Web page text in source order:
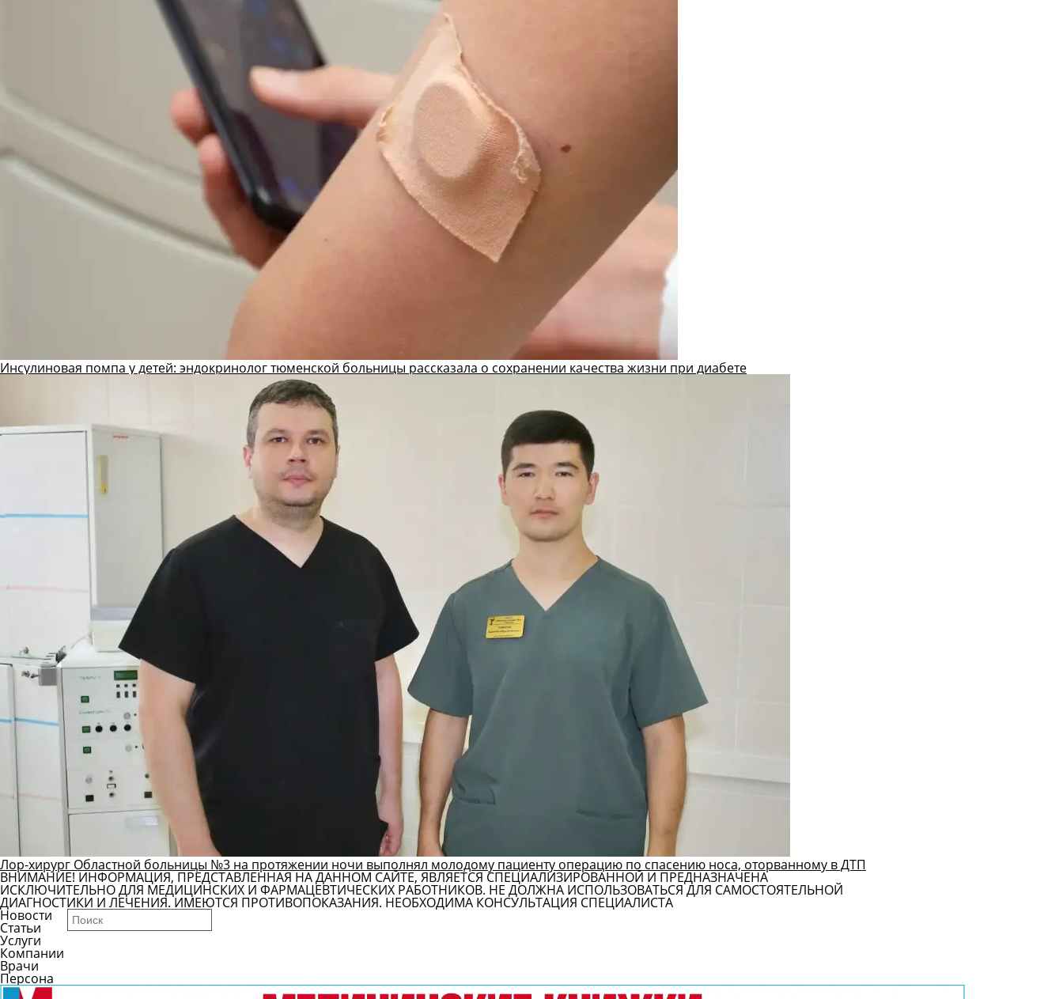
Инсулиновая помпа у детей: эндокринолог тюменской больницы рассказала о сохранении качества жизни при диабете
Лор-хирург Областной больницы №3 на протяжении ночи выполнял молодому пациенту операцию по спасению носа, оторванному в ДТП
ВНИМАНИЕ! ИНФОРМАЦИЯ, ПРЕДСТАВЛЕННАЯ НА ДАННОМ САЙТЕ, ЯВЛЯЕТСЯ СПЕЦИАЛИЗИРОВАННОЙ И ПРЕДНАЗНАЧЕНА
ИСКЛЮЧИТЕЛЬНО ДЛЯ МЕДИЦИНСКИХ И ФАРМАЦЕВТИЧЕСКИХ РАБОТНИКОВ. НЕ ДОЛЖНА ИСПОЛЬЗОВАТЬСЯ ДЛЯ САМОСТОЯТЕЛЬНОЙ
ДИАГНОСТИКИ И ЛЕЧЕНИЯ. ИМЕЮТСЯ ПРОТИВОПОКАЗАНИЯ. НЕОБХОДИМА КОНСУЛЬТАЦИЯ СПЕЦИАЛИСТА
Новости
Статьи
Услуги
Компании
Врачи
Персона